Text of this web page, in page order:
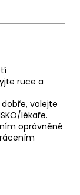
ruce a
dobře, volejte
lékaře.
oprávněné